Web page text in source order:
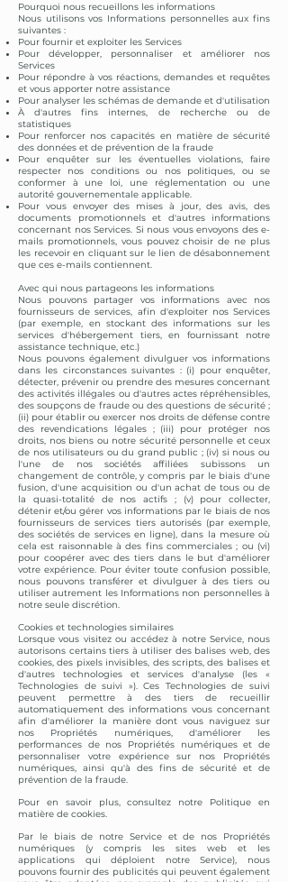
Pourquoi nous recueillons les informations
Nous utilisons vos Informations personnelles aux fins
suivantes :
Pour fournir et exploiter les Services
Pour développer, personnaliser et améliorer nos
Services
Pour répondre à vos réactions, demandes et requêtes
et vous apporter notre assistance
Pour analyser les schémas de demande et d'utilisation
À d'autres fins internes, de recherche ou de
statistiques
Pour renforcer nos capacités en matière de sécurité
des données et de prévention de la fraude
Pour enquêter sur les éventuelles violations, faire
respecter nos conditions ou nos politiques, ou se
conformer à une loi, une réglementation ou une
autorité gouvernementale applicable.
Pour vous envoyer des mises à jour, des avis, des
documents promotionnels et d'autres informations
concernant nos Services. Si nous vous envoyons des e-
mails promotionnels, vous pouvez choisir de ne plus
les recevoir en cliquant sur le lien de désabonnement
que ces e-mails contiennent.
Avec qui nous partageons les informations
Nous pouvons partager vos informations avec nos
fournisseurs de services, afin d'exploiter nos Services
(par exemple, en stockant des informations sur les
services d'hébergement tiers, en fournissant notre
assistance technique, etc.)
Nous pouvons également divulguer vos informations
dans les circonstances suivantes : (i) pour enquêter,
détecter, prévenir ou prendre des mesures concernant
des activités illégales ou d'autres actes répréhensibles,
des soupçons de fraude ou des questions de sécurité ;
(ii) pour établir ou exercer nos droits de défense contre
des revendications légales ; (iii) pour protéger nos
droits, nos biens ou notre sécurité personnelle et ceux
de nos utilisateurs ou du grand public ; (iv) si nous ou
l'une de nos sociétés affiliées subissons un
changement de contrôle, y compris par le biais d'une
fusion, d'une acquisition ou d'un achat de tous ou de
la quasi-totalité de nos actifs ; (v) pour collecter,
détenir et/ou gérer vos informations par le biais de nos
fournisseurs de services tiers autorisés (par exemple,
des sociétés de services en ligne), dans la mesure où
cela est raisonnable à des fins commerciales ; ou (vi)
pour coopérer avec des tiers dans le but d'améliorer
votre expérience. Pour éviter toute confusion possible,
nous pouvons transférer et divulguer à des tiers ou
utiliser autrement les Informations non personnelles à
notre seule discrétion.
Cookies et technologies similaires
Lorsque vous visitez ou accédez à notre Service, nous
autorisons certains tiers à utiliser des balises web, des
cookies, des pixels invisibles, des scripts, des balises et
d'autres technologies et services d'analyse (les «
Technologies de suivi »). Ces Technologies de suivi
peuvent permettre à des tiers de recueillir
automatiquement des informations vous concernant
afin d'améliorer la manière dont vous naviguez sur
nos Propriétés numériques, d'améliorer les
performances de nos Propriétés numériques et de
personnaliser votre expérience sur nos Propriétés
numériques, ainsi qu'à des fins de sécurité et de
prévention de la fraude.
Pour en savoir plus, consultez notre Politique en
matière de cookies.
Par le biais de notre Service et de nos Propriétés
numériques (y compris les sites web et les
applications qui déploient notre Service), nous
pouvons fournir des publicités qui peuvent également